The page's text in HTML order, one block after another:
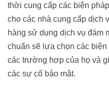
thời cung cấp các biện
cho các nhà cung cấp dịch
hàng sử dụng dịch vụ đám
chuẩn sẽ lựa chọn các
các trường hợp của họ và
các sự cố bảo mật.